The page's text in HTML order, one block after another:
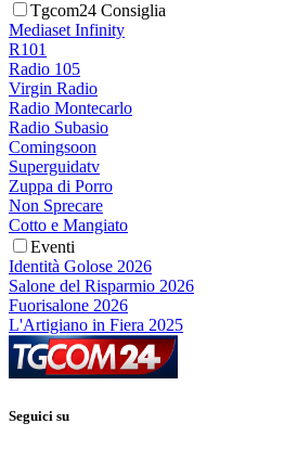
Tgcom24 Consiglia
Mediaset Infinity
R101
Radio 105
Virgin Radio
Radio Montecarlo
Radio Subasio
Comingsoon
Superguidatv
Zuppa di Porro
Non Sprecare
Cotto e Mangiato
Eventi
Identità Golose 2026
Salone del Risparmio 2026
Fuorisalone 2026
L'Artigiano in Fiera 2025
Seguici su